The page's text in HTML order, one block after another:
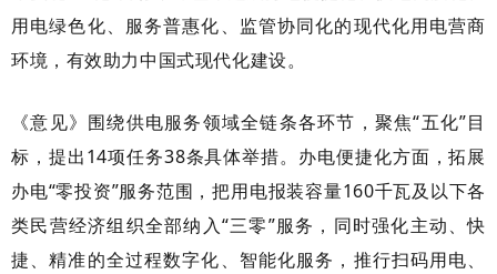
用电绿色化、服务普惠化、监管协同化的现代化用电营商
环境，有效助力中国式现代化建设。
《意见》围绕供电服务领域全链条各环节，聚焦“五化”目
标，提出14项任务38条具体举措。办电便捷化方面，拓展
办电“零投资”服务范围，把用电报装容量160千瓦及以下各
类民营经济组织全部纳入“三零”服务，同时强化主动、快
捷、精准的全过程数字化、智能化服务，推行扫码用电、